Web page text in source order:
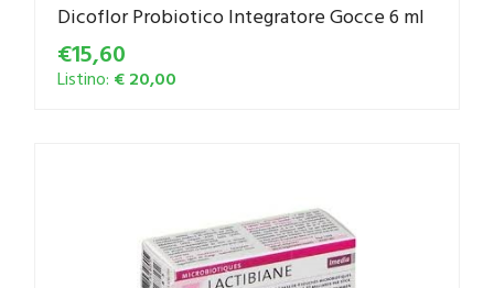
Dicoflor Probiotico Integratore Gocce 6 ml
€15,60
Listino: € 20,00